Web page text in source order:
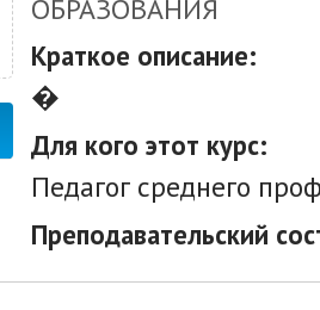
ОБРАЗОВАНИЯ
Краткое описание:
�
Для кого этот курс:
Педагог среднего
Преподавательский